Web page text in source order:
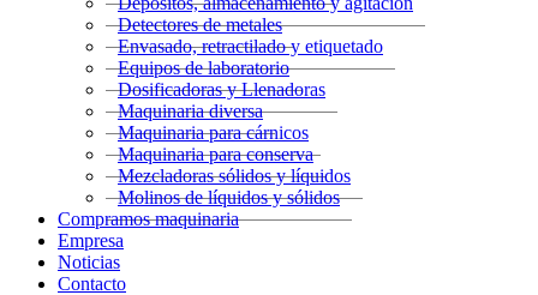
Detectores de metales
Envasado, retractilado y etiquetado
Equipos de laboratorio
Dosificadoras y Llenadoras
Maquinaria diversa
Maquinaria para cárnicos
Maquinaria para conserva
Mezcladoras sólidos y líquidos
Molinos de líquidos y sólidos
Compramos maquinaria
Empresa
Noticias
Contacto